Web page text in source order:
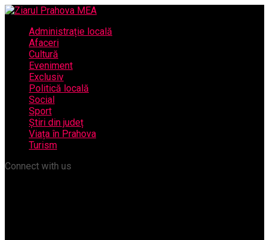
Administrație locală
Afaceri
Cultură
Eveniment
Exclusiv
Politică locală
Social
Sport
Știri din județ
Viața în Prahova
Turism
Connect with us